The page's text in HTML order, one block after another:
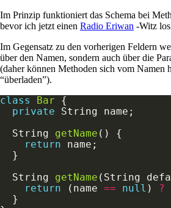
Im Prinzip funktioniert das Schema bei
bevor ich jetzt einen Radio Eriwan -Witz
Im Gegensatz zu den vorherigen Feldern
über den Namen, sondern auch über die
(daher können Methoden sich vom Namen
“überladen”).
class Bar
private
  String
getName
return
  String
getName
return (name == null )
?